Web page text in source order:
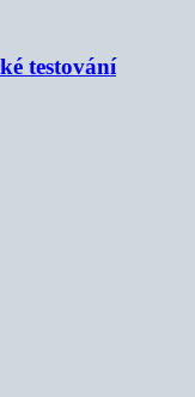
testování